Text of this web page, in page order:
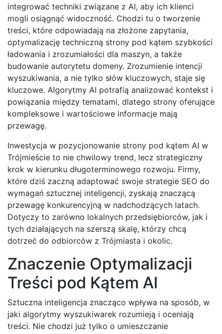
integrować techniki związane z AI, aby ich klienci
mogli osiągnąć widoczność. Chodzi tu o tworzenie
treści, które odpowiadają na złożone zapytania,
optymalizację techniczną strony pod kątem szybkości
ładowania i zrozumiałości dla maszyn, a także
budowanie autorytetu domeny. Zrozumienie intencji
wyszukiwania, a nie tylko słów kluczowych, staje się
kluczowe. Algorytmy AI potrafią analizować kontekst i
powiązania między tematami, dlatego strony oferujące
kompleksowe i wartościowe informacje mają
przewagę.
Inwestycja w pozycjonowanie strony pod kątem AI w
Trójmieście to nie chwilowy trend, lecz strategiczny
krok w kierunku długoterminowego rozwoju. Firmy,
które dziś zaczną adaptować swoje strategie SEO do
wymagań sztucznej inteligencji, zyskają znaczącą
przewagę konkurencyjną w nadchodzących latach.
Dotyczy to zarówno lokalnych przedsiębiorców, jak i
tych działających na szerszą skalę, którzy chcą
dotrzeć do odbiorców z Trójmiasta i okolic.
Znaczenie Optymalizacji
Treści pod Kątem AI
Sztuczna inteligencja znacząco wpływa na sposób, w
jaki algorytmy wyszukiwarek rozumieją i oceniają
treści. Nie chodzi już tylko o umieszczanie